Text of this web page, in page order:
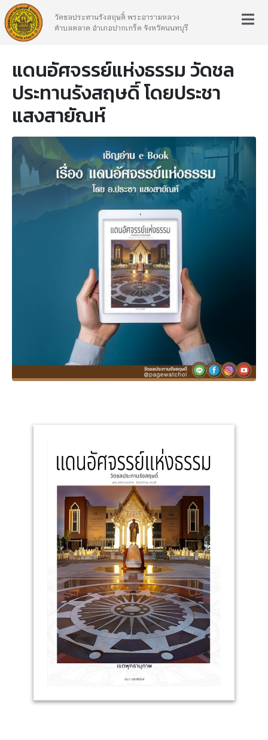
วัดชลประทานรังสฤษดิ์ พระอารามหลวง
ตำบลตลาด อำเภอปากเกร็ด จังหวัดนนทบุรี
แดนอัศจรรย์แห่งธรรม วัดชล
ประทานรังสฤษดิ์ โดยประชา
แสงสายัณห์